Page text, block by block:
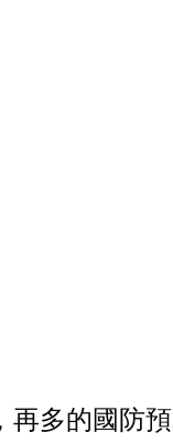
再多的國防